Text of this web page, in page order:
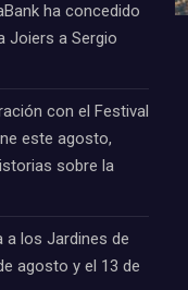
ha concedido
Joiers a Sergio
con el Festival
este agosto,
sobre la
a los Jardines de
agosto y el 13 de